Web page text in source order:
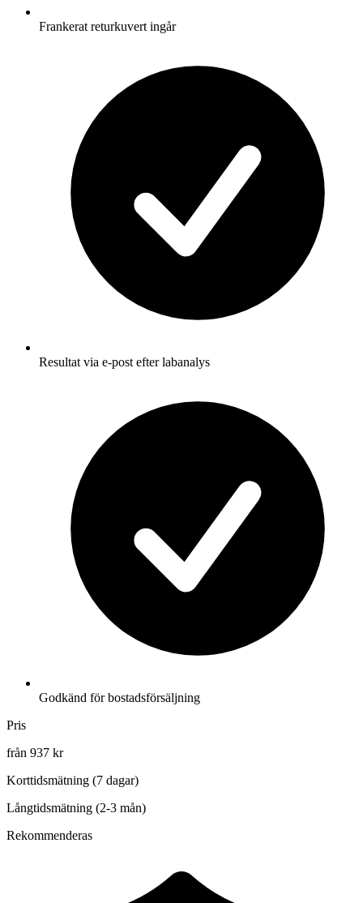
Frankerat returkuvert ingår
Resultat via e-post efter labanalys
Godkänd för bostadsförsäljning
Pris
från 937 kr
Korttidsmätning (7 dagar)
Långtidsmätning (2-3 mån)
Rekommenderas